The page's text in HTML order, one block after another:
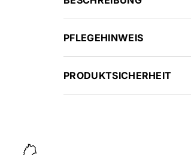
PFLEGEHINWEIS
PRODUKTSICHERHEIT